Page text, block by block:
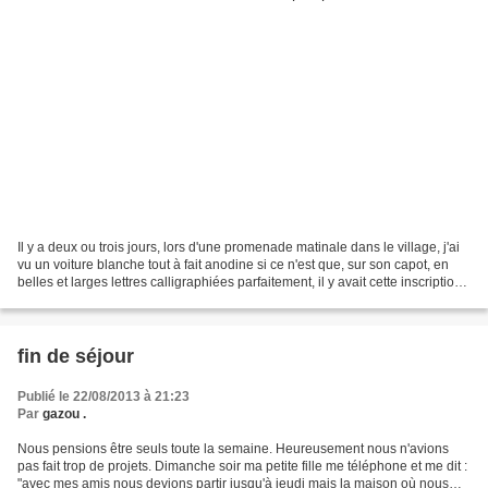
Il y a deux ou trois jours, lors d'une promenade matinale dans le village, j'ai
vu un voiture blanche tout à fait anodine si ce n'est que, sur son capot, en
belles et larges lettres calligraphiées parfaitement, il y avait cette inscription
fin de séjour
Publié le 22/08/2013 à 21:23
Par gazou .
Nous pensions être seuls toute la semaine. Heureusement nous n'avions
pas fait trop de projets. Dimanche soir ma petite fille me téléphone et me dit :
"avec mes amis nous devions partir jusqu'à jeudi mais la maison où nous